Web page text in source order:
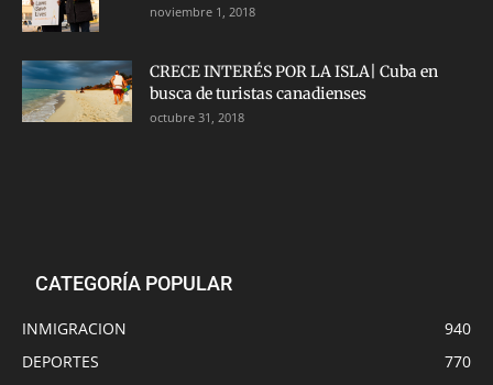
noviembre 1, 2018
CRECE INTERÉS POR LA ISLA| Cuba en
busca de turistas canadienses
octubre 31, 2018
CATEGORÍA POPULAR
INMIGRACION
940
DEPORTES
770